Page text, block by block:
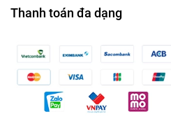
Thanh toán đa dạng